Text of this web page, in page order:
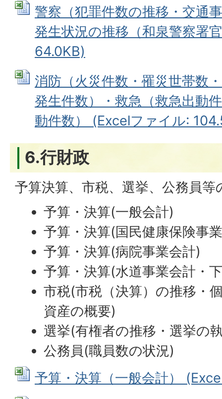
警察（犯罪件数の推移・交通
発生状況の推移（和泉警察署
64.0KB)
消防（火災件数・罹災世帯数
発生件数）・救急（救急出動
動件数） (Excelファイル:
6.行財政
予算決算、市税、選挙、公務員等
予算・決算(一般会計)
予算・決算(国民健康保険事
予算・決算(病院事業会計)
予算・決算(水道事業会計・
市税(市税（決算）の推移・
資産の概要)
選挙(有権者の推移・選挙の
公務員(職員数の状況)
予算・決算（一般会計）